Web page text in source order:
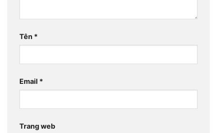
Tên *
Email *
Trang web